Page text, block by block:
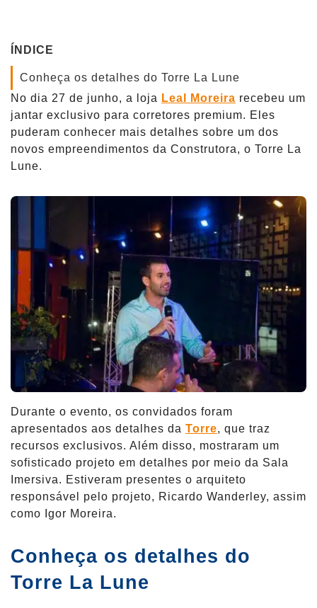
ÍNDICE
Conheça os detalhes do Torre La Lune
No dia 27 de junho, a loja Leal Moreira recebeu um
jantar exclusivo para corretores premium. Eles
puderam conhecer mais detalhes sobre um dos
novos empreendimentos da Construtora, o Torre La
Lune.
Durante o evento, os convidados foram
apresentados aos detalhes da Torre, que traz
recursos exclusivos. Além disso, mostraram um
sofisticado projeto em detalhes por meio da Sala
Imersiva. Estiveram presentes o arquiteto
responsável pelo projeto, Ricardo Wanderley, assim
como Igor Moreira.
Conheça os detalhes do
Torre La Lune